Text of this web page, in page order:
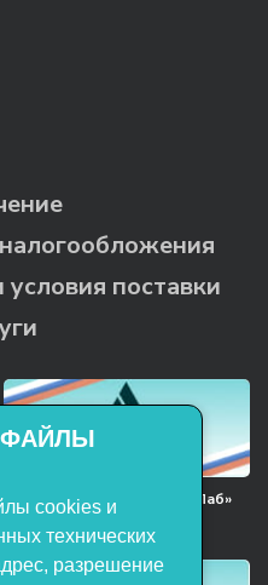
поставки
Продукция НТП «ЭнергияЛаб»
включена в реестр
Минпромторга РФ
cookies и
технических
разрешение